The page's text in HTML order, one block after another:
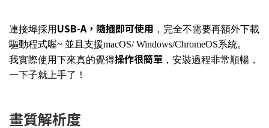
連接埠採用 USB-A，隨插即可使用 ，完全不需要再額外下載
驅動程式喔~ 並且支援macOS/ Windows/ChromeOS系統。
我實際使用下來真的覺得操作很簡單 ，安裝過程非常順暢，
一下子就上手了！
畫質解析度